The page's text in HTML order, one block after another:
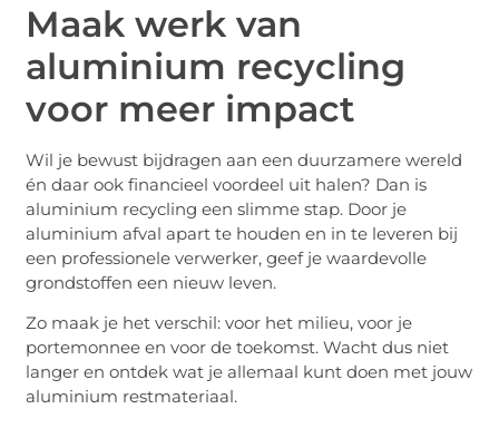
Maak werk van
aluminium recycling
voor meer impact
Wil je bewust bijdragen aan een duurzamere wereld
én daar ook financieel voordeel uit halen? Dan is
aluminium recycling een slimme stap. Door je
aluminium afval apart te houden en in te leveren bij
een professionele verwerker, geef je waardevolle
grondstoffen een nieuw leven.
Zo maak je het verschil: voor het milieu, voor je
portemonnee en voor de toekomst. Wacht dus niet
langer en ontdek wat je allemaal kunt doen met jouw
aluminium restmateriaal.